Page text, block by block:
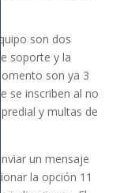
son dos
soporte y la
son ya 3
se inscriben al no
y multas de
un mensaje
la opción 11